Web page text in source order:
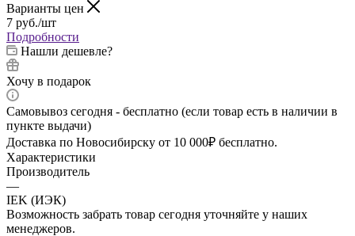
Варианты цен
7 руб./шт
Подробности
Нашли дешевле?
Хочу в подарок
Самовывоз сегодня - бесплатно (если товар есть в наличии в
пункте выдачи)
Доставка по Новосибирску от 10 000₽ бесплатно.
Характеристики
Производитель
—
IEK (ИЭК)
Возможность забрать товар сегодня уточняйте у наших
менеджеров.